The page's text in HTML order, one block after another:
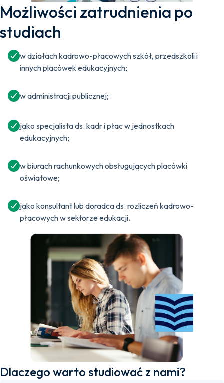
Możliwości zatrudnienia po
studiach
w działach kadrowo-płacowych szkół, przedszkoli i
innych placówek edukacyjnych;
w administracji publicznej;
jako specjalista ds. kadr i płac w jednostkach
edukacyjnych;
w biurach rachunkowych obsługujących placówki
oświatowe;
jako konsultant lub doradca ds. rozliczeń kadrowo-
płacowych w sektorze edukacji.
Dlaczego warto studiować z nami?